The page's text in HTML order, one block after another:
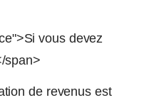
vous devez
span>
de revenus est